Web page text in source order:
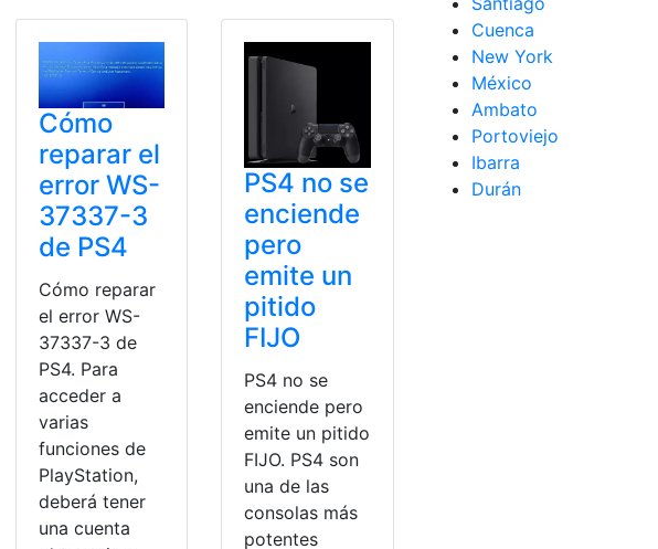
Cómo
reparar el
error WS-
37337-3
de PS4
Cómo reparar
el error WS-
37337-3 de
PS4. Para
acceder a
varias
funciones de
PlayStation,
deberá tener
una cuenta
PS4 no se
enciende
pero
emite un
pitido
FIJO
PS4 no se
enciende pero
emite un pitido
FIJO. PS4 son
una de las
consolas más
potentes
Cuenca
New York
México
Ambato
Portoviejo
Ibarra
Durán